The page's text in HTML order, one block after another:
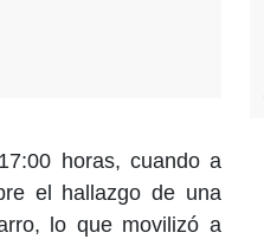
horas, cuando a
el hallazgo de una
lo que movilizó a